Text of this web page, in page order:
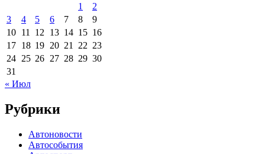
1
2
3
4 5 6 7 8
9
10 11 12 13 14 15 16
17 18 19 20 21 22 23
24 25 26 27 28 29 30
31
« Июл
Рубрики
Автоновости
Автособытия